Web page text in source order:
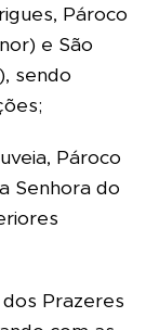
Pároco
e São
sendo
Pároco
Senhora do
Prazeres